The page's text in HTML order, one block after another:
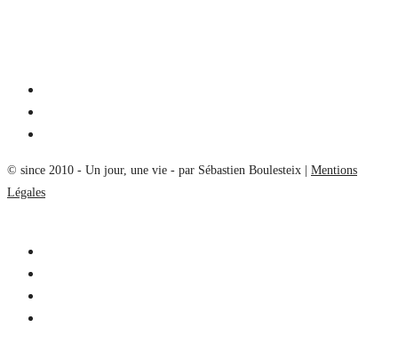
© since 2010 - Un jour, une vie - par Sébastien Boulesteix | Mentions
Légales